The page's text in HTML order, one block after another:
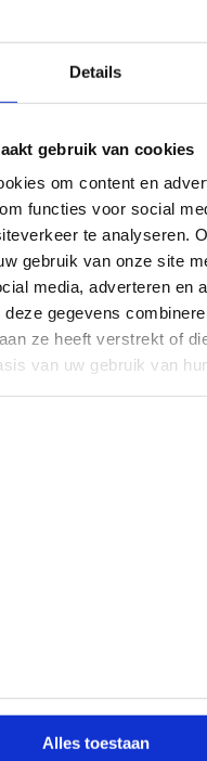
Details
gebruik van cookies
om content en
functies voor social
te analyseren.
gebruik van onze site
media, adverteren en
deze gegevens
ze heeft verstrekt of
van uw gebruik van
Alles toestaan
we één opleiding tot
Als
Zwembadcoördinator
op sociale media
17